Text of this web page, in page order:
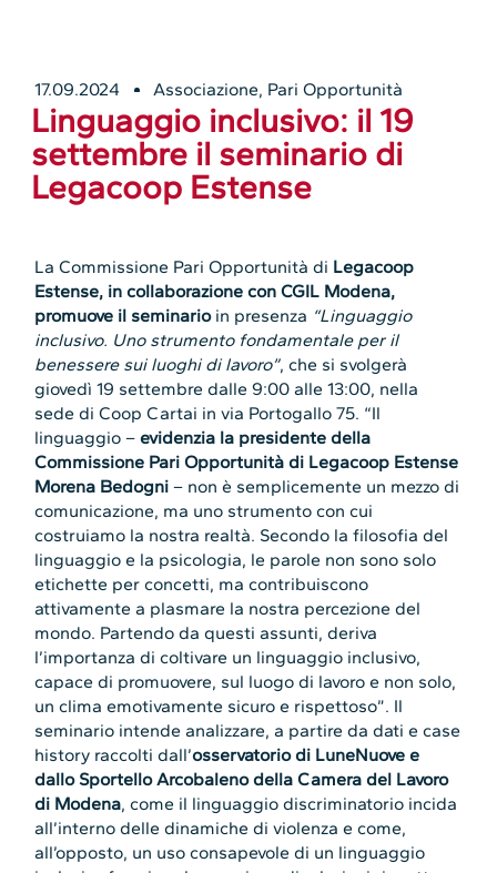
17.09.2024 Associazione, Pari Opportunità
Linguaggio inclusivo: il 19
settembre il seminario di
Legacoop Estense
La Commissione Pari Opportunità di Legacoop
Estense, in collaborazione con CGIL Modena,
promuove il seminarioin presenza “Linguaggio
inclusivo. Uno strumento fondamentale per il
benessere sui luoghi di lavoro”, che si svolgerà
giovedì 19 settembre dalle 9:00 alle 13:00, nella
sede di Coop Cartai in via Portogallo 75. “Il
linguaggio –evidenzia la presidente della
Commissione Pari Opportunità di Legacoop Estense
Morena Bedogni – non è semplicemente un mezzo di
comunicazione, ma uno strumento con cui
costruiamo la nostra realtà. Secondo la filosofia del
linguaggio e la psicologia, le parole non sono solo
etichette per concetti, ma contribuiscono
attivamente a plasmare la nostra percezione del
mondo. Partendo da questi assunti, deriva
l’importanza di coltivare un linguaggio inclusivo,
capace di promuovere, sul luogo di lavoro e non solo,
un clima emotivamente sicuro e rispettoso”. Il
seminario intende analizzare, a partire da dati e case
history raccolti dall’osservatorio di LuneNuove e
dallo Sportello Arcobaleno della Camera del Lavoro
di Modena, come il linguaggio discriminatorio incida
all’interno delle dinamiche di violenza e come,
all’opposto, un uso consapevole di un linguaggio